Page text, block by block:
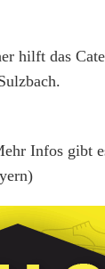
hilft das
Infos gibt